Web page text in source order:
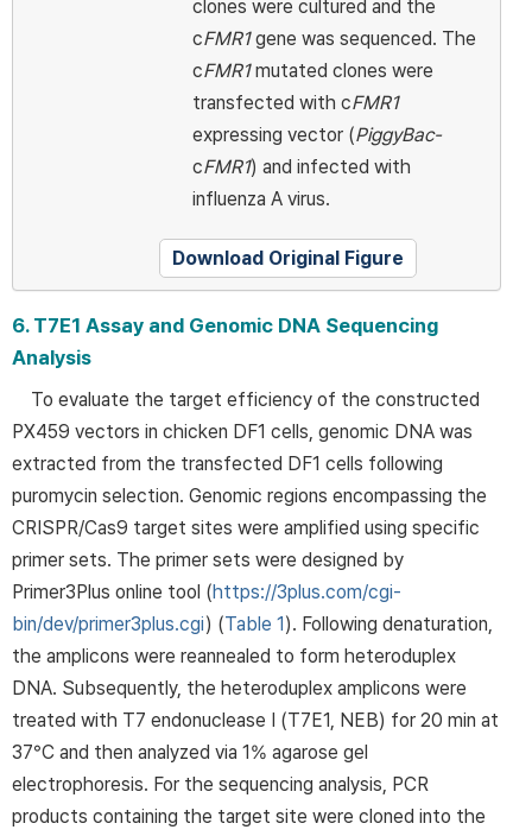
clones were cultured and the
cFMR1gene was sequenced. The
cFMR1mutated clones were
transfected with cFMR1
expressing vector (PiggyBac-
cFMR1) and infected with
influenza A virus.
Download Original Figure
6. T7E1 Assay and Genomic DNA Sequencing
Analysis
To evaluate the target efficiency of the constructed
PX459 vectors in chicken DF1 cells, genomic DNA was
extracted from the transfected DF1 cells following
puromycin selection. Genomic regions encompassing the
CRISPR/Cas9 target sites were amplified using specific
primer sets. The primer sets were designed by
Primer3Plus online tool (https://3plus.com/cgi-
bin/dev/primer3plus.cgi) (Table 1). Following denaturation,
the amplicons were reannealed to form heteroduplex
DNA. Subsequently, the heteroduplex amplicons were
treated with T7 endonuclease I (T7E1, NEB) for 20 min at
37°C and then analyzed via 1% agarose gel
electrophoresis. For the sequencing analysis, PCR
products containing the target site were cloned into the